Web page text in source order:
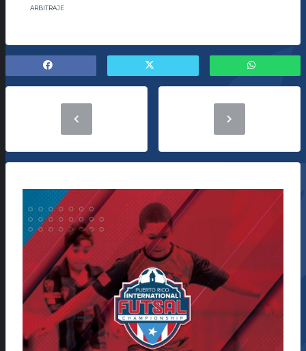
ARBITRAJE